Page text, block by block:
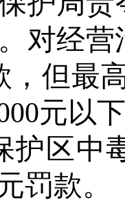
对经
，但最
元以
护区中
罚款。